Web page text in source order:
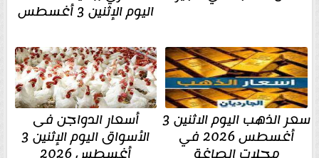
اليوم الإثنين 3 أغسطس
سعر الذهب اليوم الاثنين 3
أغسطس 2026 في
أسعار الدواجن فى
الأسواق اليوم الإثنين 3